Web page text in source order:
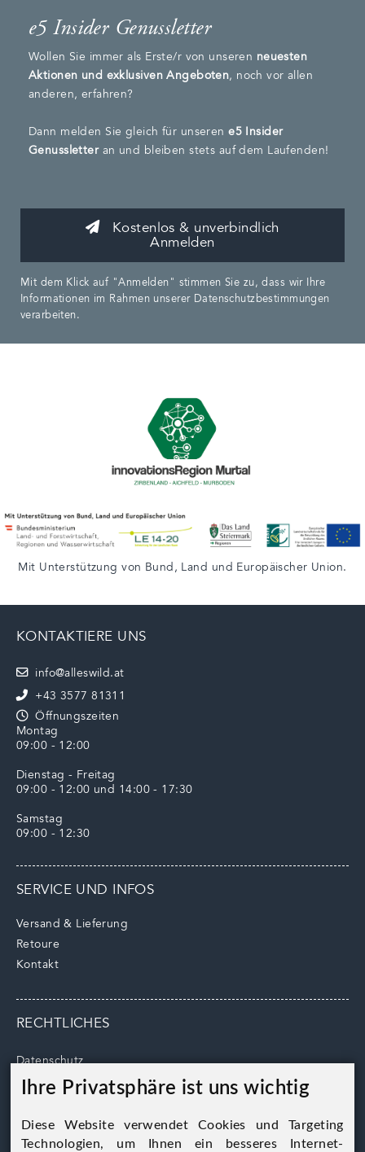
Ihre Privatsphäre ist uns wichtig
Diese Website verwendet Cookies und Targeting
Technologien, um Ihnen ein besseres Internet-
e5 Insider Genussletter
Wollen Sie immer als Erste/r von unseren neuesten
Aktionen und exklusiven Angeboten, noch vor allen
anderen, erfahren?
Dann melden Sie gleich für unserene5 Insider
Genussletteran und bleiben stets auf dem Laufenden!
Kostenlos & unverbindlich
Anmelden
Mit dem Klick auf "Anmelden" stimmen Sie zu, dass wir Ihre
Informationen im Rahmen unserer Datenschutzbestimmungen
verarbeiten.
Mit Unterstützung von Bund, Land und Europäischer Union.
KONTAKTIERE UNS
info@alleswild.at
+43 3577 81311
Öffnungszeiten
Montag
09:00 - 12:00
Dienstag - Freitag
09:00 - 12:00 und 14:00 - 17:30
Samstag
09:00 - 12:30
SERVICE UND INFOS
Versand & Lieferung
Retoure
Kontakt
RECHTLICHES
Datenschutz
AGB
Cookie Hinweise